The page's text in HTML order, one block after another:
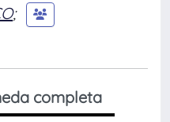
;
completa